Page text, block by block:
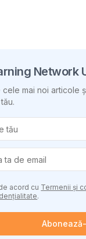
Network
cele mai noi articole
acord cu Termenii și
.